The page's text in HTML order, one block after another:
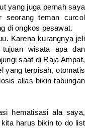
yang juga pernah saya
seorang teman curcol
di ongkos pesawat.
Karena kurangnya jeli
tujuan wisata apa dan
saat di Raja Ampat,
yang terpisah, otomatis
alias bikin tabungan
hematisasi ala saya,
harus bikin to do list